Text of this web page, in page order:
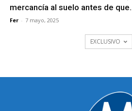
mercancía al suelo antes de
Fer - 7 mayo, 2025
EXCLUSIVO